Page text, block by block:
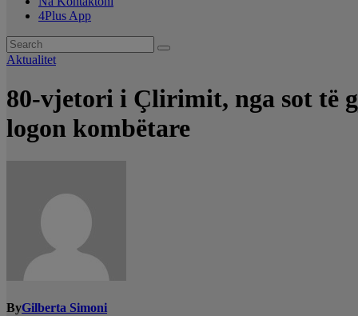
4Plus App
Aktualitet
80-vjetori i Çlirimit, nga sot të
logon kombëtare
ByGilberta Simoni